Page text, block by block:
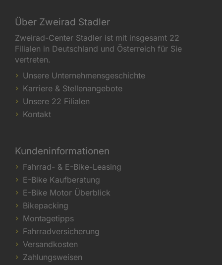
Über Zweirad Stadler
Zweirad-Center Stadler ist mit insgesamt 22
Filialen in Deutschland und Österreich für Sie
vertreten.
Unsere Unternehmensgeschichte
Karriere & Stellenangebote
Unsere 22 Filialen
Kontakt
Kundeninformationen
Fahrrad- & E-Bike-Leasing
E-Bike Kaufberatung
E-Bike Motor Überblick
Bikepacking
Montagetipps
Fahrradversicherung
Versandkosten
Zahlungsweisen